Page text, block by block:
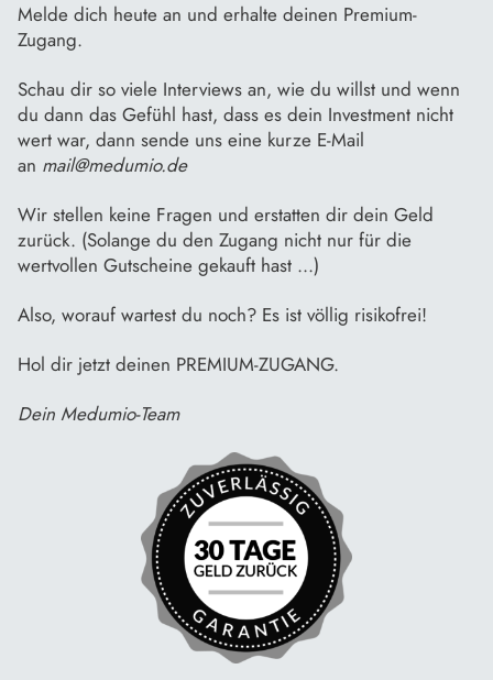
Melde dich heute an und erhalte deinen Premium-
Zugang.
Schau dir so viele Interviews an, wie du willst und wenn
du dann das Gefühl hast, dass es dein Investment nicht
wert war, dann sende uns eine kurze E-Mail
an mail@medumio.de
Wir stellen keine Fragen und erstatten dir dein Geld
zurück. (Solange du den Zugang nicht nur für die
wertvollen Gutscheine gekauft hast ...)
Also, worauf wartest du noch? Es ist völlig risikofrei!
Hol dir jetzt deinen PREMIUM-ZUGANG.
Dein Medumio-Team